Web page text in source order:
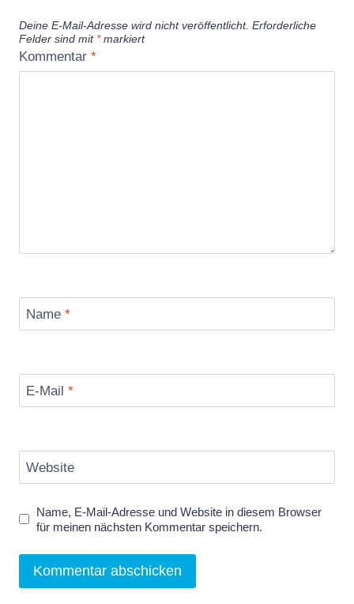
Deine E-Mail-Adresse wird nicht veröffentlicht. Erforderliche
Felder sind mit *markiert
Kommentar *
Name *
E-Mail *
Website
Name, E-Mail-Adresse und Website in diesem Browser
für meinen nächsten Kommentar speichern.